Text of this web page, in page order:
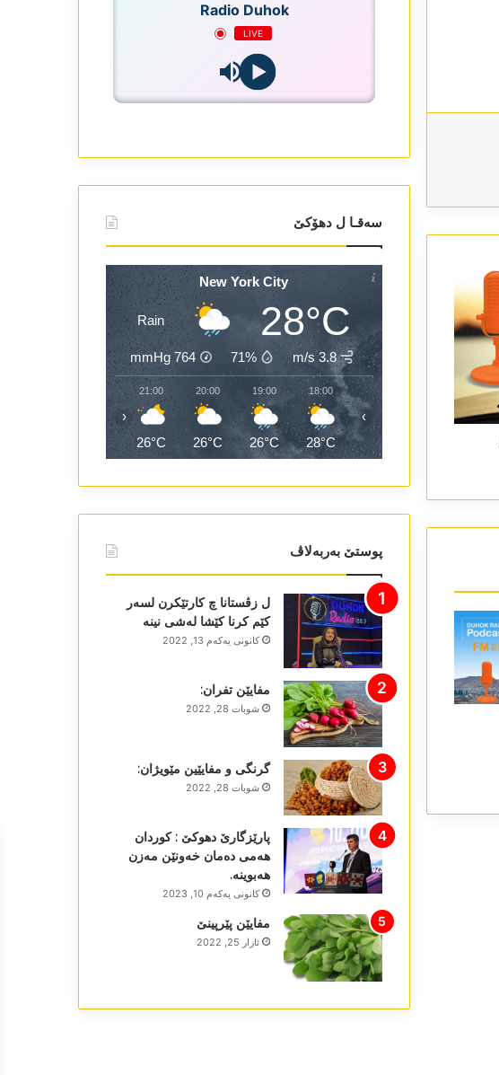
Radio Duhok
LIVE
سەقـا ل دھۆکێ
New York City
28°C
Rain
3.8 m/s
71%
764
mmHg
18:00
28°C
19:00
26°C
20:00
26°C
21:00
26°C
26°C
‹ ›
پوستێ بەربەلاڤ
ل زڤستانا چ کارتێکرن لسەر
کێم کرنا کێشا لەشی نینە
كانونی یه‌كه‌م 13, 2022
مفایێن تفران:
شوبات 28, 2022
گرنگی و مفایێین مێویژان:
شوبات 28, 2022
پارێزگارێ دھوکێ : کوردان
ھەمی دەمان خەونێن مەزن
ھەبوینە.
كانونی یه‌كه‌م 10, 2023
مفایێن پێرپینێ
ئازار 25, 2022